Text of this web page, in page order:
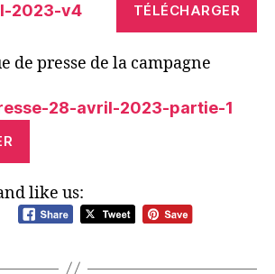
2023-v4 TÉLÉCHARGER
de presse de la campagne
28-avril-2023-partie-1
like us: